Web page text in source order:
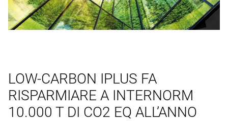
LOW-CARBON IPLUS FA
RISPARMIARE A INTERNORM
10.000 T DI CO2 EQ ALL’ANNO